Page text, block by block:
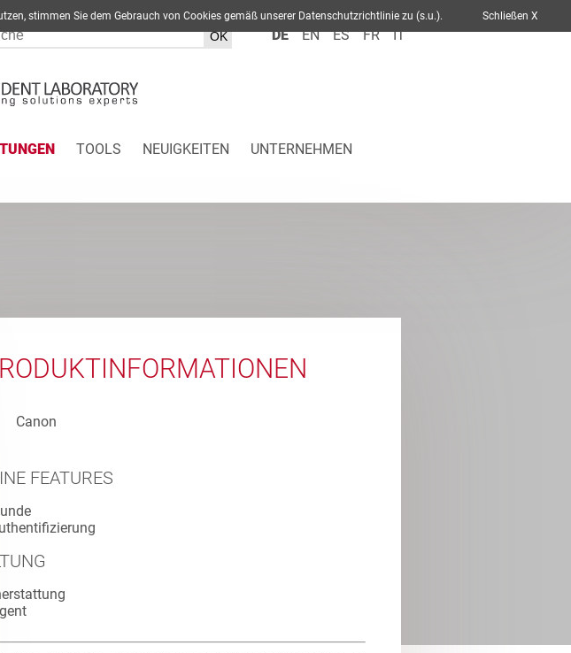
DE EN ES FR IT
TOOLS NEUIGKEITEN UNTERNEHMEN
Canon
FEATURES
nutzen, stimmen Sie dem Gebrauch von Cookies gemäß unserer Datenschutzrichtlinie zu (s.u.). Schließen X